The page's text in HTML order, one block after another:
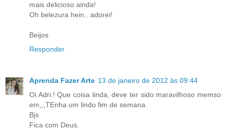
mais delicioso ainda!
Oh belezura hein.. adorei!
Beijos
Responder
Aprenda Fazer Arte 13 de janeiro de 2012 às 09:44
Oi Adri.! Que coisa linda, deve ter sido maravilhoso memso
em,,,TEnha um lindo fim de semana.
Bjs
Fica com Deus.